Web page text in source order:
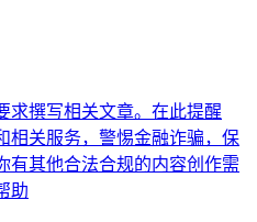
求撰写相关文章。在此提醒
相关服务，警惕金融诈骗，保
有其他合法合规的内容创作需
助